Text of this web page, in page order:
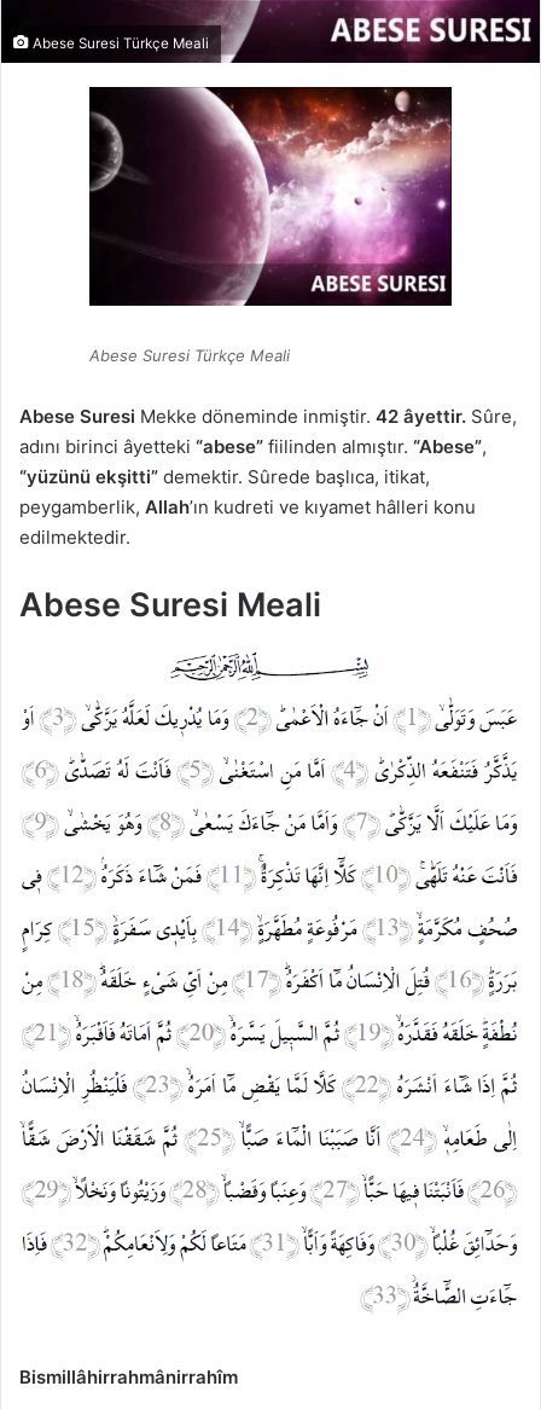
Abese Suresi Türkçe Meali
Abese Suresi Türkçe Meali
Abese Suresi Mekke döneminde inmiştir. 42 âyettir. Sûre,
adını birinci âyetteki “abese” fiilinden almıştır. “Abese”,
“yüzünü ekşitti” demektir. Sûrede başlıca, itikat,
peygamberlik, Allah’ın kudreti ve kıyamet hâlleri konu
edilmektedir.
Abese Suresi Meali
Bismillâhirrahmânirrahîm